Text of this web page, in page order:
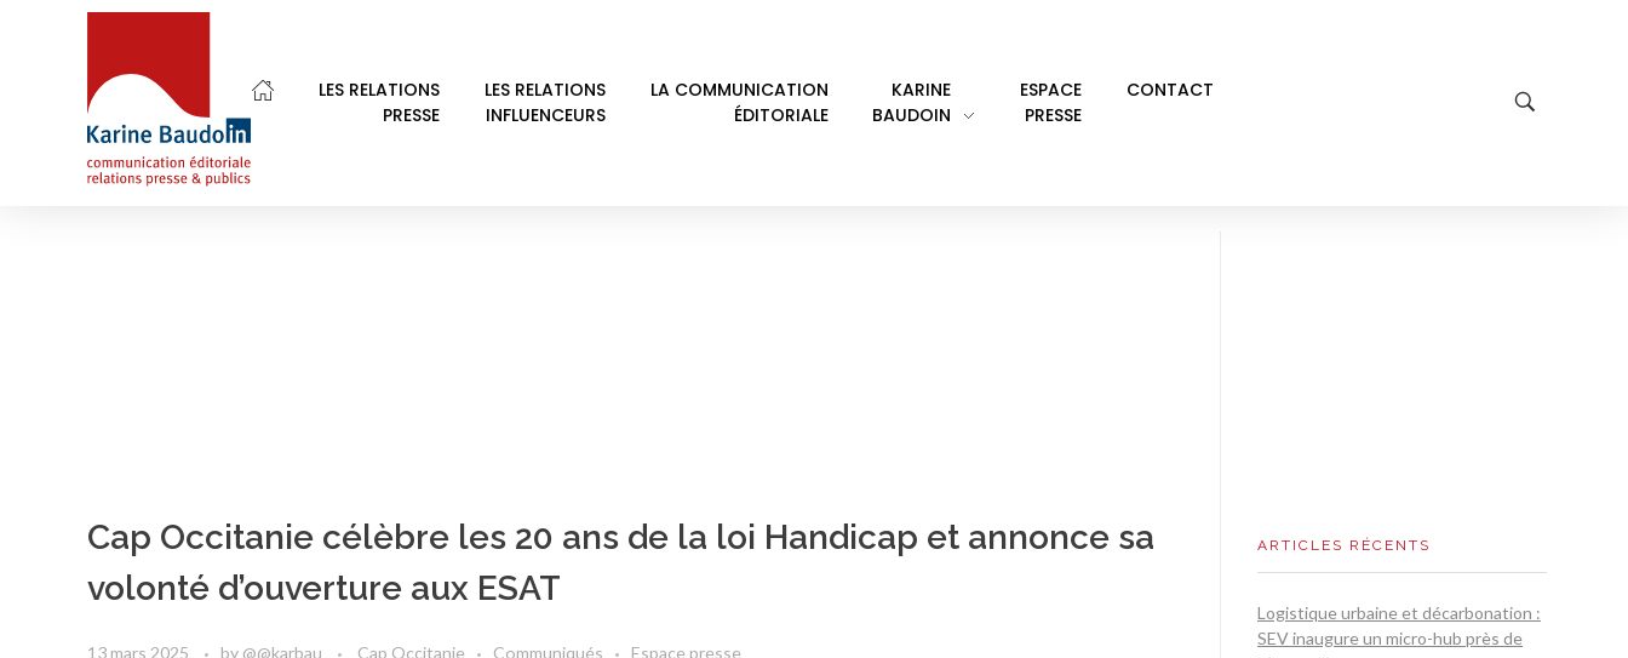
LES RELATIONS
PRESSE
LES RELATIONS
INFLUENCEURS
LA COMMUNICATION
ÉDITORIALE
KARINE
BAUDOIN
ESPACE
PRESSE
CONTACT
Home
POSTS IN CATEGORY: CAP OCCITANIE
Cap Occitanie célèbre les 20 ans de la loi Handicap et annonce sa
volonté d’ouverture aux ESAT
13 mars 2025 by @@karbau Cap Occitanie Communiqués Espace presse
ARTICLES RÉCENTS
Logistique urbaine et décarbonation :
SEV inaugure un micro-hub près de